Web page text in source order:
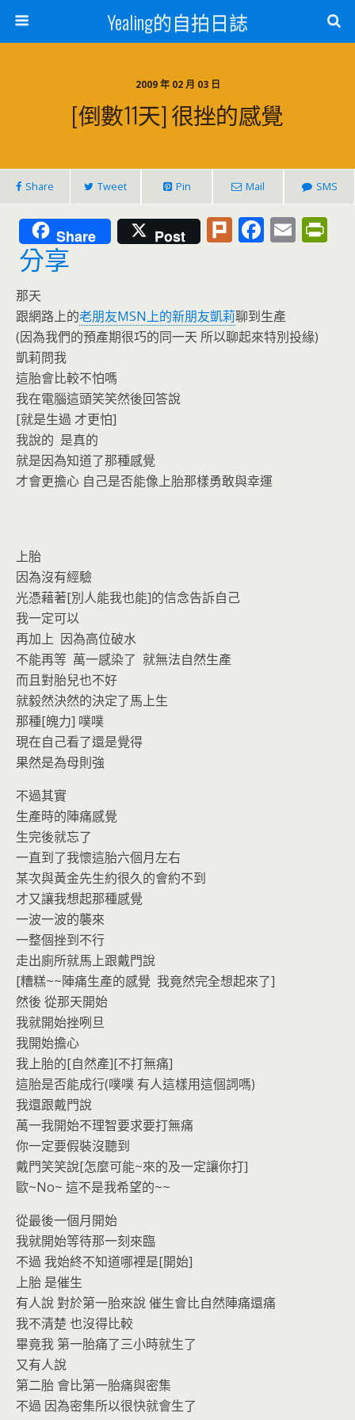
Yealing的自拍日誌
2009 年 02 月 03 日
[倒數11天] 很挫的感覺
Share Tweet Pin Mail SMS
Share Post Pl F
b
o
E
分享
那天
跟網路上的老朋友MSN上的新朋友凱莉聊到生產
(因為我們的預產期很巧的同一天 所以聊起來特別投緣)
凱莉問我
這胎會比較不怕嗎
我在電腦這頭笑笑然後回答說
[就是生過 才更怕]
我說的 是真的
就是因為知道了那種感覺
才會更擔心 自己是否能像上胎那樣勇敢與幸運
上胎
因為沒有經驗
光憑藉著[別人能我也能]的信念告訴自己
我一定可以
再加上 因為高位破水
不能再等 萬一感染了 就無法自然生產
而且對胎兒也不好
就毅然決然的決定了馬上生
那種[魄力] 噗噗
現在自己看了還是覺得
果然是為母則強
不過其實
生產時的陣痛感覺
生完後就忘了
一直到了我懷這胎六個月左右
某次與黃金先生約很久的會約不到
才又讓我想起那種感覺
一波一波的襲來
一整個挫到不行
走出廁所就馬上跟戴門說
[糟糕~~陣痛生產的感覺 我竟然完全想起來了]
然後 從那天開始
我就開始挫咧旦
我開始擔心
我上胎的[自然產][不打無痛]
這胎是否能成行(噗噗 有人這樣用這個詞嗎)
我還跟戴門說
萬一我開始不理智要求要打無痛
你一定要假裝沒聽到
戴門笑笑說[怎麼可能~來的及一定讓你打]
歐~No~ 這不是我希望的~~
從最後一個月開始
我就開始等待那一刻來臨
不過 我始終不知道哪裡是[開始]
上胎 是催生
有人說 對於第一胎來說 催生會比自然陣痛還痛
我不清楚 也沒得比較
畢竟我 第一胎痛了三小時就生了
又有人說
第二胎 會比第一胎痛與密集
不過 因為密集所以很快就會生了